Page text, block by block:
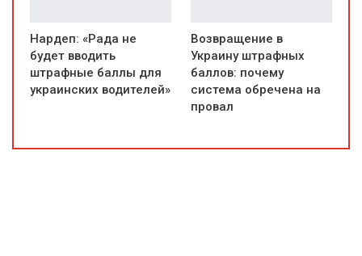
Нардеп: «Рада не
будет вводить
штрафные баллы для
украинских водителей»
Возвращение в
Украину штрафных
баллов: почему
система обречена на
провал